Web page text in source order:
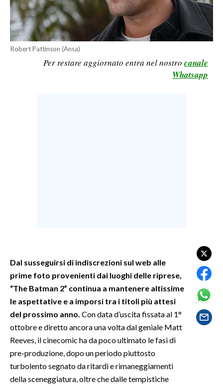
BANDI
SPORT IN SARDEGNA
SALUTE
SARDEGNA TURISMO
SARDI NEL MONDO
NOTIZIE
EVENTI
#CARAUNIONE
Robert Pattinson (Ansa)
Per restare aggiornato entra nel nostro canale
Whatsapp
Dal susseguirsi di indiscrezioni sul web alle
prime foto provenienti dai luoghi delle riprese,
“The Batman 2” continua a mantenere altissime
le aspettative e a imporsi tra i titoli più attesi
del prossimo anno. Con data d’uscita fissata al 1°
ottobre e diretto ancora una volta dal geniale Matt
Reeves, il cinecomic ha da poco ultimato le fasi di
pre-produzione, dopo un periodo piuttosto
turbolento segnato da ritardi e rimaneggiamenti
della sceneggiatura, oltre che dalle tempistiche